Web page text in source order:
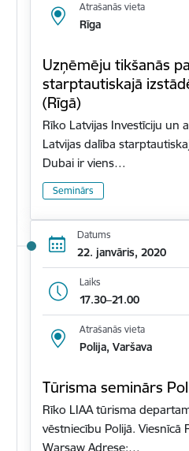
Atrašanās vieta
Rīga
Uzņēmēju tikšanās
starptautiskajā
(Rīgā)
Rīko Latvijas Investīciju un
Latvijas dalība
Dubai ir viens…
Seminārs
Datums
22. janvāris, 2020
Laiks
17.30–21.00
Atrašanās vieta
Polija, Varšava
Tūrisma seminārs
Rīko LIAA tūrisma
vēstniecību Polijā. Viesnīcā
Warsaw Adrese:…